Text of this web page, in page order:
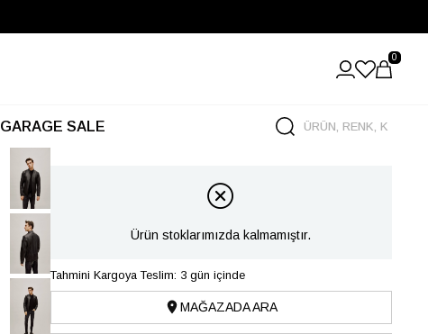
0
GARAGE SALE
Ürün stoklarımızda kalmamıştır.
Tahmini Kargoya Teslim: 3 gün içinde
MAĞAZADA ARA